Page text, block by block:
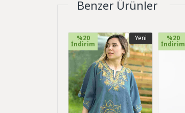
Benzer Ürünler
Yeni
%20
İndirim
%20
İndirim